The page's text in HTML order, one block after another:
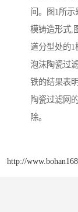
间。图1所
模铸造形式,
道分型处的1
泡沫陶瓷过
铁的结果表
陶瓷过滤网
除。
http://